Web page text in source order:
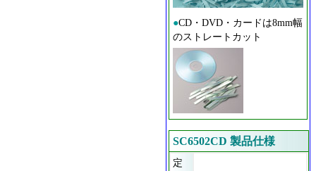
●CD・DVD・カードは8mm幅
のストレートカット
SC6502CD 製品仕様
定